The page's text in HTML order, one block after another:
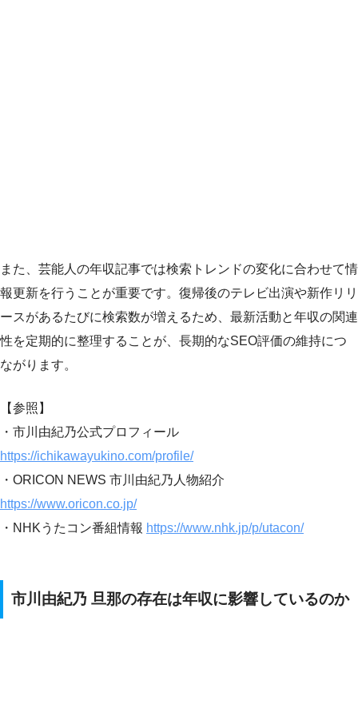
また、芸能人の年収記事では検索トレンドの変化に合わせて情
報更新を行うことが重要です。復帰後のテレビ出演や新作リリ
ースがあるたびに検索数が増えるため、最新活動と年収の関連
性を定期的に整理することが、長期的なSEO評価の維持につ
ながります。
【参照】
・市川由紀乃公式プロフィール
https://ichikawayukino.com/profile/
・ORICON NEWS 市川由紀乃人物紹介
https://www.oricon.co.jp/
・NHKうたコン番組情報 https://www.nhk.jp/p/utacon/
市川由紀乃 旦那の存在は年収に影響しているのか